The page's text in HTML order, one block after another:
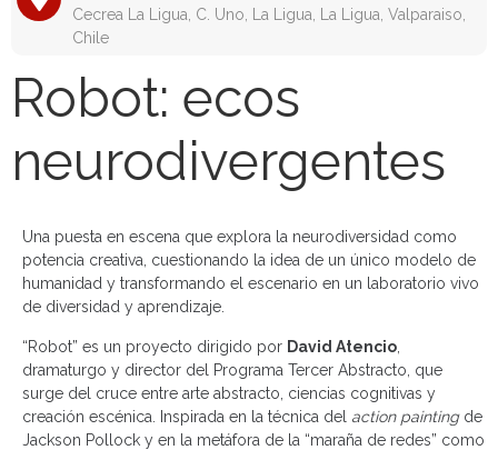
Cecrea La Ligua, C. Uno, La Ligua, La Ligua, Valparaiso,
Chile
Robot: ecos
neurodivergentes
Una puesta en escena que explora la neurodiversidad como
potencia creativa, cuestionando la idea de un único modelo de
humanidad y transformando el escenario en un laboratorio vivo
de diversidad y aprendizaje.
“Robot” es un proyecto dirigido por David Atencio
dramaturgo y director del Programa Tercer Abstracto, que
surge del cruce entre arte abstracto, ciencias cognitivas y
creación escénica. Inspirada en la técnica del action paintingde
Jackson Pollock y en la metáfora de la “maraña de redes” como